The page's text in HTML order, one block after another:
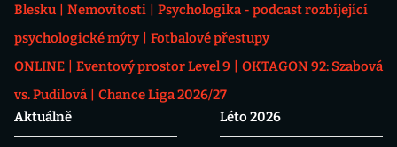
Blesku
Nemovitosti
Psychologika - podcast rozbíjející
psychologické mýty
Fotbalové přestupy
ONLINE
Eventový prostor Level 9
OKTAGON 92: Szabová
vs. Pudilová
Chance Liga 2026/27
Aktuálně
Léto 2026